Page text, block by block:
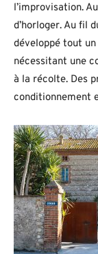
l’improvisation.
d’horloger. Au fil
développé tout
nécessitant une
à la récolte. Des
conditionnement